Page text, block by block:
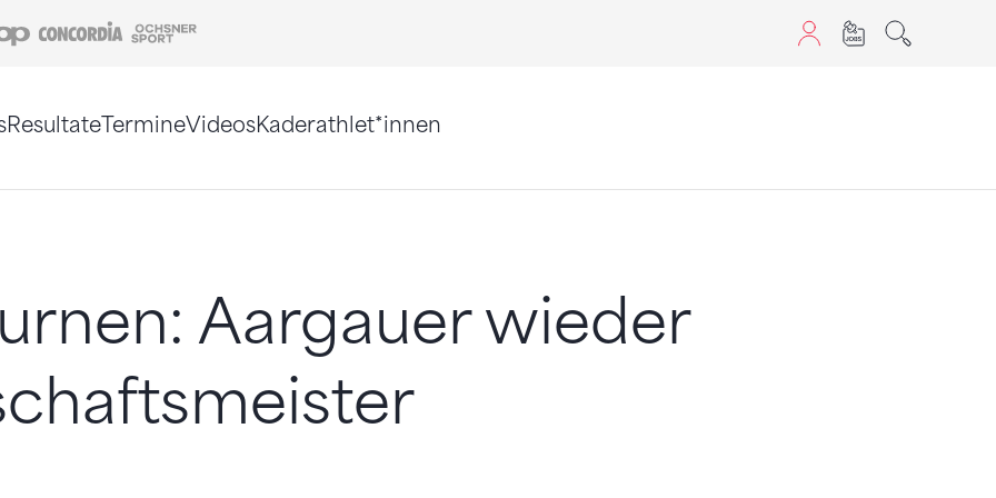
Coop Concordia
ResultateTermineVideosKaderathlet*innen
Aargauer wieder